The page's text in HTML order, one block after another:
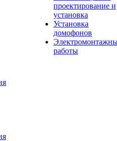
проектирование и
установка
Установка
домофонов
работы